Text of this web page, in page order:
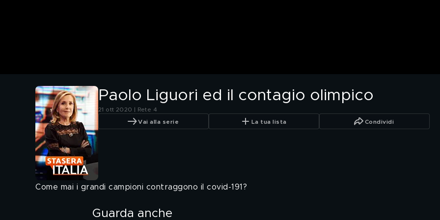
Paolo Liguori ed il contagio olimpico
21 ott 2020 | Rete 4
Vai alla serie La tua lista Condividi
Come mai i grandi campioni contraggono il covid-191?
Guarda anche